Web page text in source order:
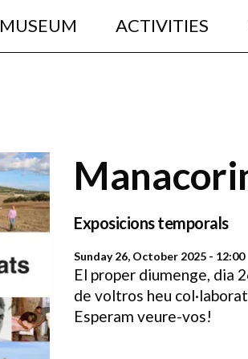
MUSEUM ACTIVITIES
Exposicions temporals
Sunday 26, October 2025 - 12:00
El proper diumenge, dia
de voltros heu
Esperam veure-vos!